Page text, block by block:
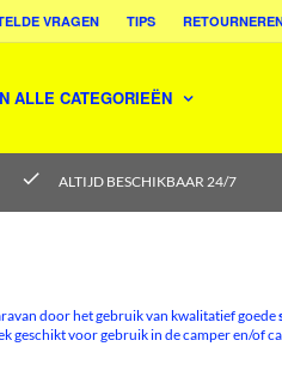
VRAGEN TIPS
ALLE CATEGORIEËN
check ALTIJD BESCHIKBAAR 24/7
door het gebruik van kwalitatief goede
geschikt voor gebruik in de camper en/of